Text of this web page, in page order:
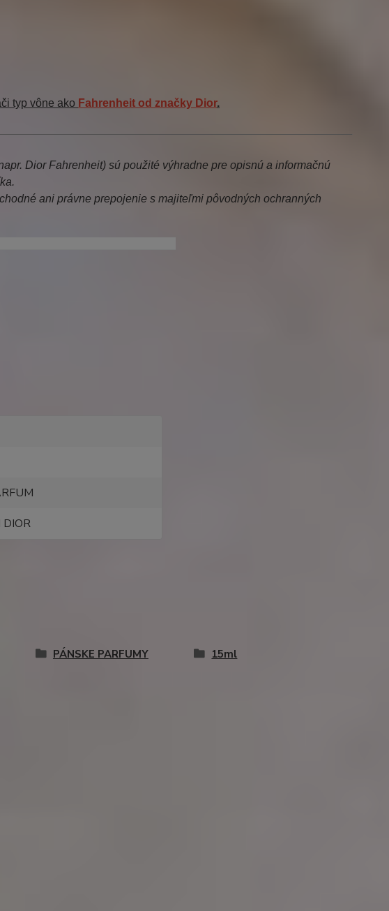
typ vône ako Fahrenheit od značky Dior.
Dior Fahrenheit) sú použité výhradne pre opisnú a informačnú
ani právne prepojenie s majiteľmi pôvodných ochranných
DIOR
PÁNSKE PARFUMY 15ml